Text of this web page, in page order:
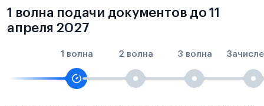
1 волна подачи документов до 11
апреля 2027
1 волна 2 волна 3 волна